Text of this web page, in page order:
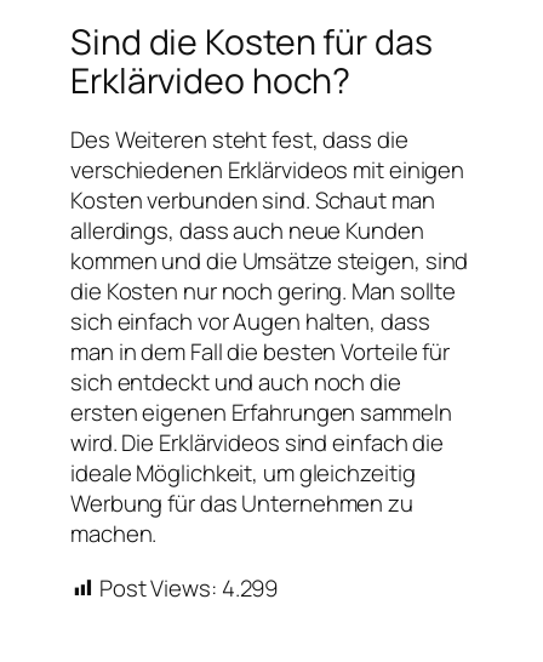
Sind die Kosten für das
Erklärvideo hoch?
Des Weiteren steht fest, dass die
verschiedenen Erklärvideos mit einigen
Kosten verbunden sind. Schaut man
allerdings, dass auch neue Kunden
kommen und die Umsätze steigen, sind
die Kosten nur noch gering. Man sollte
sich einfach vor Augen halten, dass
man in dem Fall die besten Vorteile für
sich entdeckt und auch noch die
ersten eigenen Erfahrungen sammeln
wird. Die Erklärvideos sind einfach die
ideale Möglichkeit, um gleichzeitig
Werbung für das Unternehmen zu
machen.
Post Views: 4.299